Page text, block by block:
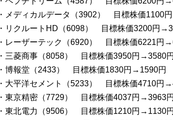
・メディカルデータ（3902） 目標株価1100
・リクルートHD（6098） 目標株価3200円
・レーザーテック（6920） 目標株価6221円
・三菱商事（8058） 目標株価3950円→3580円
・博報堂（2433） 目標株価1830円→1590円
・大平洋セメント（5233） 目標株価4710円
・東京精密（7729） 目標株価4037円→3963円
・東北電力（9506） 目標株価1210円→1130円